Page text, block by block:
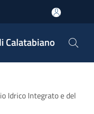
Calatabiano
Idrico Integrato e del